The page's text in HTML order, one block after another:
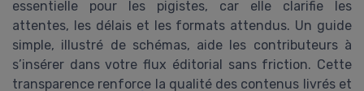
essentielle pour les pigistes, car elle clarifie les
attentes, les délais et les formats attendus. Un guide
simple, illustré de schémas, aide les contributeurs à
s’insérer dans votre flux éditorial sans friction. Cette
transparence renforce la qualité des contenus livrés et